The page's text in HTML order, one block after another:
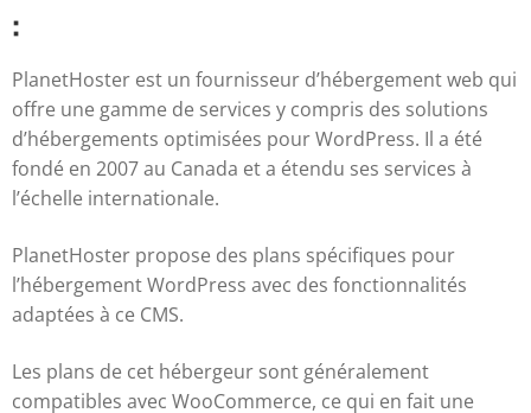
:
PlanetHoster est un fournisseur d’hébergement web qui
offre une gamme de services y compris des solutions
d’hébergements optimisées pour WordPress. Il a été
fondé en 2007 au Canada et a étendu ses services à
l’échelle internationale.
PlanetHoster propose des plans spécifiques pour
l’hébergement WordPress avec des fonctionnalités
adaptées à ce CMS.
Les plans de cet hébergeur sont généralement
compatibles avec WooCommerce, ce qui en fait une